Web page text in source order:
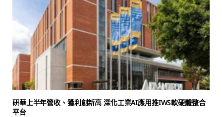
研華上半年營收、獲利創新高 深化工業AI應用推IWS軟硬體整合
平台